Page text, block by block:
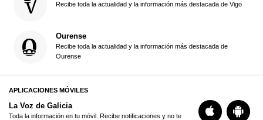
Recibe toda la actualidad y la información más destacada de Vigo
Ourense
Recibe toda la actualidad y la información más destacada de
Ourense
APLICACIONES MÓVILES
La Voz de Galicia
Toda la información en tu móvil. Recibe notificaciones y no te